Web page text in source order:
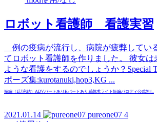
ロボット看護師 看護実習
例の疫病が流行し、病院が疲弊してい
てロボット看護師を作りました。 彼女は
ような看護をするのでしょうか？Special
ポーズ集:kurotanuki,hop3,KG ...
短編（1話完結） ADVパートあり Hパートあり 感想求ライト 短編パロディ公式無し
2021.01.14 pureone07 4